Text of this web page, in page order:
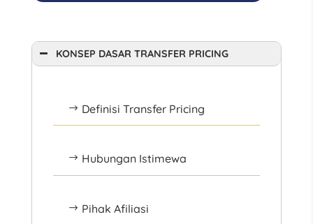
KONSEP DASAR TRANSFER PRICING
$ Definisi Transfer Pricing
$ Hubungan Istimewa
$ Pihak Afiliasi